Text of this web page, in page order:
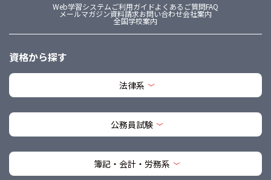
Web学習システムご利用ガイドよくあるご質問FAQ
メールマガジン資料請求お問い合わせ会社案内
全国学校案内
資格から探す
法律系
公務員試験
簿記・会計・労務系